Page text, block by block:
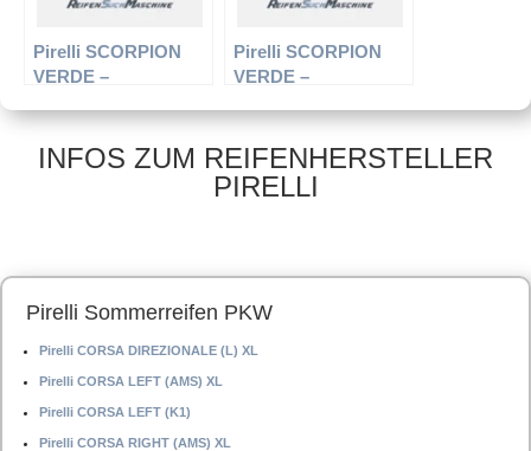
Pirelli SCORPION
VERDE –
225/55 R19 99 H –
Sommerreifen
Pirelli SCORPION
VERDE –
225/55 R19 99V –
Sommerreifen
INFOS ZUM REIFENHERSTELLER
PIRELLI
Pirelli Sommerreifen PKW
Pirelli CORSA DIREZIONALE (L) XL
Pirelli CORSA LEFT (AMS) XL
Pirelli CORSA LEFT (K1)
Pirelli CORSA RIGHT (AMS) XL